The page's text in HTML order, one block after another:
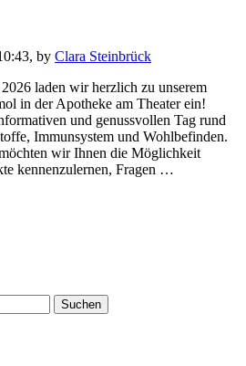
by Clara Steinbrück
laden wir herzlich zu unserem
in der Apotheke am Theater ein!
und genussvollen Tag rund
Immunsystem und Wohlbefinden.
wir Ihnen die Möglichkeit
kennenzulernen, Fragen …